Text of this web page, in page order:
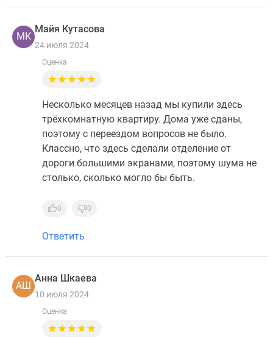
МК
Майя Кутасова
24 июля 2024
Оценка
Несколько месяцев назад мы купили здесь
трёхкомнатную квартиру. Дома уже сданы,
поэтому с переездом вопросов не было.
Классно, что здесь сделали отделение от
дороги большими экранами, поэтому шума не
столько, сколько могло бы быть.
0 0
Ответить
АШ
Анна Шкаева
10 июля 2024
Оценка